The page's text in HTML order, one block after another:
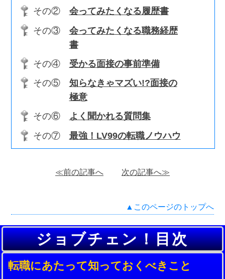
その② 会ってみたくなる履歴書
その③ 会ってみたくなる職務経歴
書
その④ 受かる面接の事前準備
その⑤ 知らなきゃマズい!?面接の
極意
その⑥
よく聞かれる質問集
その⑦ 最強！LV99の転職ノウハウ
≪前の記事へ 次の記事へ≫
▲このページのトップへ
ジョブチェン！目次
転職にあたって知っておくべきこと